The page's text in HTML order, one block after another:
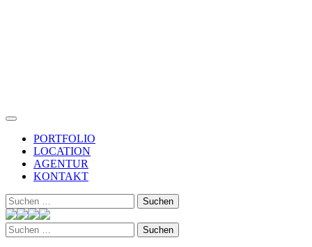
PORTFOLIO
LOCATION
AGENTUR
KONTAKT
Suchen
nach:
Suchen
nach: